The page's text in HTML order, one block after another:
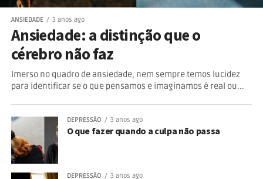
ANSIEDADE 3 anos ago
Ansiedade: a distinção que o
cérebro não faz
Imerso no quadro de ansiedade, nem sempre temos lucidez
para identificar se o que pensamos e imaginamos é real ou...
DEPRESSÃO 3 anos ago
O que fazer quando a culpa não passa
DEPRESSÃO 3 anos ago